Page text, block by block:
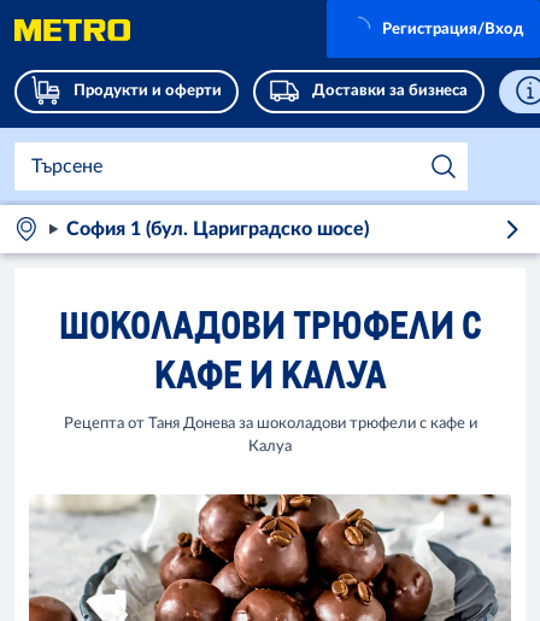
Продукти и оферти Доставки за бизнеса
Регистрация/Вход
София 1 (бул. Цариградско шосе)
ШОКОЛАДОВИ ТРЮФЕЛИ С
КАФЕ И КАЛУА
Рецепта от Таня Донева за шоколадови трюфели с кафе и
Калуа